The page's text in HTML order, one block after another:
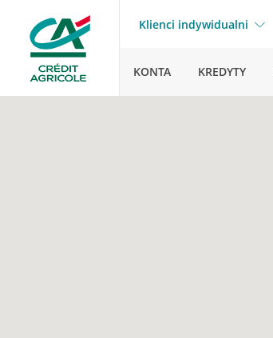
Klienci indywidualni
KONTA KREDYTY